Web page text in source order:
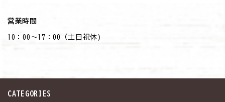
営業時間
10：00～17：00（土日祝休)
CATEGORIES